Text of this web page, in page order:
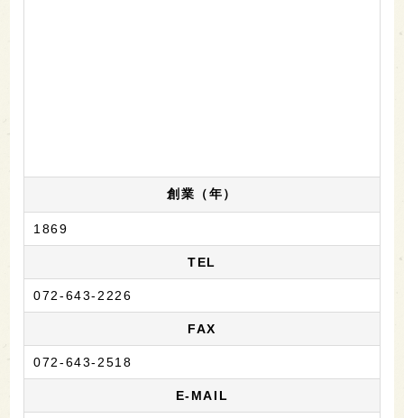
創業（年）
1869
TEL
072-643-2226
FAX
072-643-2518
E-MAIL